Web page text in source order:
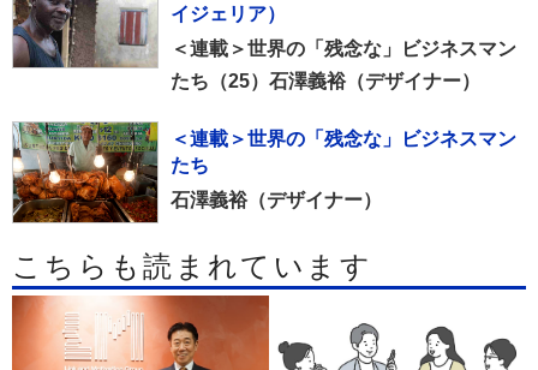
イジェリア）
＜連載＞世界の「残念な」ビジネスマン
たち（25）石澤義裕（デザイナー）
＜連載＞世界の「残念な」ビジネスマン
たち
石澤義裕（デザイナー）
こちらも読まれています